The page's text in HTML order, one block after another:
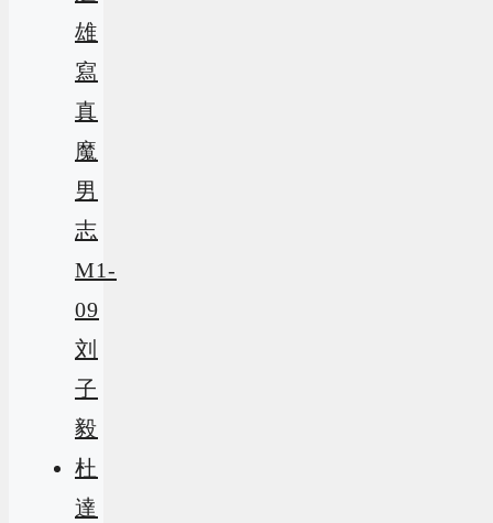
雄
寫
真
魔
男
志
M1-
09
刘
子
毅
杜
達